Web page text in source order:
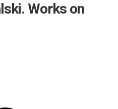
Works on